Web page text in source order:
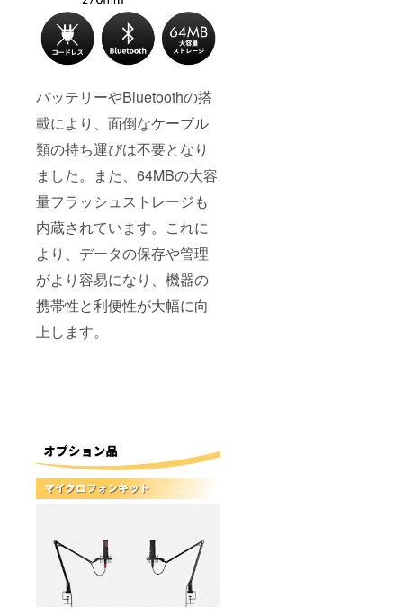
バッテリーやBluetoothの搭
載により、面倒なケーブル
類の持ち運びは不要となり
ました。また、64MBの大容
量フラッシュストレージも
内蔵されています。これに
より、データの保存や管理
がより容易になり、機器の
携帯性と利便性が大幅に向
上します。